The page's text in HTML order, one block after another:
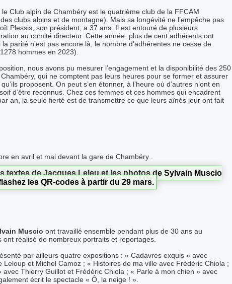
Club alpin de Chambéry est le quatrième club de la FFCAM
clubs alpins et de montagne). Mais sa longévité ne l’empêche pas
Plessis, son président, a 37 ans. Il est entouré de plusieurs
au comité directeur. Cette année, plus de cent adhérents ont
parité n’est pas encore là, le nombre d’adhérentes ne cesse de
hommes en 2023).
nous avons pu mesurer l’engagement et la disponibilité des 250
qui ne comptent pas leurs heures pour se former et assurer
proposent. On peut s’en étonner, à l’heure où d’autres n’ont en
d’être reconnus. Chez ces femmes et ces hommes qui encadrent
an, la seule fierté est de transmettre ce que leurs aînés leur ont fait
en avril et mai devant la gare de Chambéry .
textes de Jacques Leleu et les photos de Sylvain Muscio
les QR-codes à partir du 29 mars.
Muscio ont travaillé ensemble pendant plus de 30 ans au
ont réalisé de nombreux portraits et reportages.
par ailleurs quatre expositions : « Cadavres exquis » avec
Leloup et Michel Camoz ; « Histoires de ma ville avec Frédéric Chiola ;
avec Thierry Guillot et Frédéric Chiola ; « Parle à mon chien » avec
écrit le spectacle « Ô, la neige ! ».